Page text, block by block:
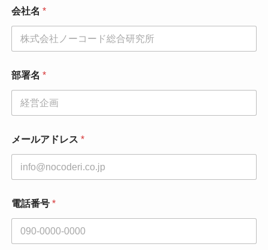
内
容
*
意
項
会社名 *
部署名 *
メールアドレス *
電話番号 *